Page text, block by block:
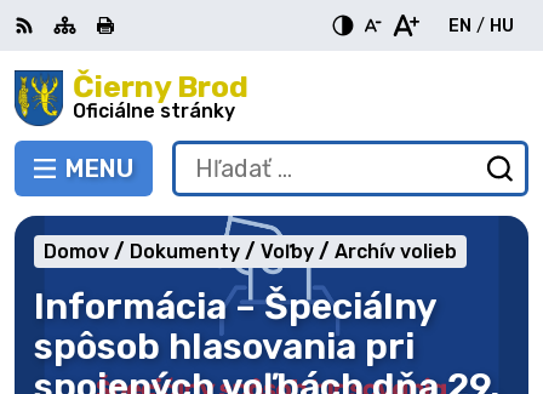
Preskočiť
na
obsah Čierny Brod
Oficiálne stránky
PREPNÚŤ
MENU
RSS MapaTlačiť
EN
English
/ HU
Hľadať:
Informácia – Špeciálny
spôsob hlasovania pri
Domov Dokumenty Voľby Archív volieb